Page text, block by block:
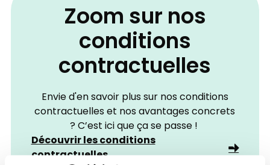
Zoom sur nos
conditions
contractuelles
Envie d'en savoir plus sur nos conditions
contractuelles et nos avantages concrets
? C’est ici que ça se passe !
Découvrir les conditions
contractuelles